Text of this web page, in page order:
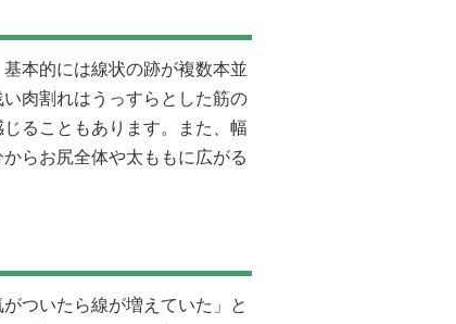
本的には線状の跡が複数本並
肉割れはうっすらとした筋の
ることもあります。また、幅
らお尻全体や太ももに広がる
ついたら線が増えていた」と